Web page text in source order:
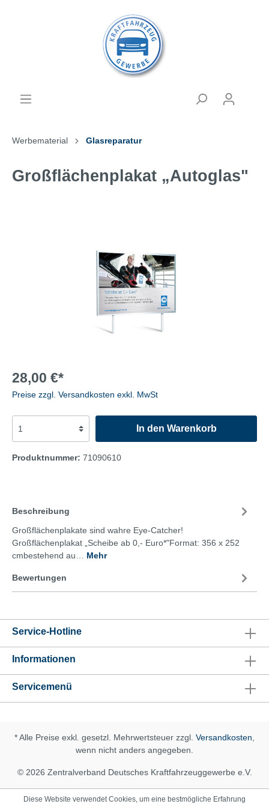
Werbematerial Glasreparatur
Großflächenplakat „Autoglas"
28,00 €*
Preise zzgl. Versandkosten exkl. MwSt
In den Warenkorb
Produktnummer: 71090610
Beschreibung
Großflächenplakate sind wahre Eye-Catcher!
Großflächenplakat „Scheibe ab 0,- Euro*"Format: 356 x 252
cmbestehend au… Mehr
Bewertungen
Service-Hotline
Informationen
Servicemenü
* Alle Preise exkl. gesetzl. Mehrwertsteuer zzgl. Versandkosten
wenn nicht anders angegeben.
© 2026 Zentralverband Deutsches Kraftfahrzeuggewerbe e.V.
Diese Website verwendet Cookies, um eine bestmögliche Erfahrung